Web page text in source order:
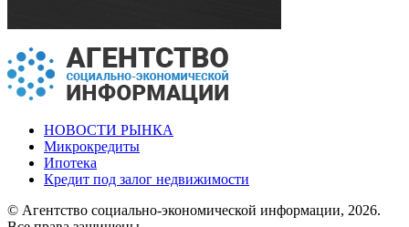
НОВОСТИ РЫНКА
Микрокредиты
Ипотека
Кредит под залог недвижимости
© Агентство социально-экономической информации, 2026.